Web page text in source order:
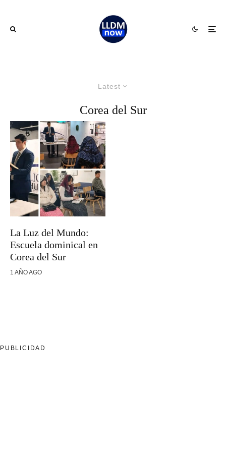
Latest
Corea del Sur
La Luz del Mundo:
Escuela dominical en
Corea del Sur
1 AÑO AGO
PUBLICIDAD